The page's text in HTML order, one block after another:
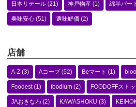
日本リテール (21) 神戸物産 (1) 綿半パー
美味安心 (51) 選味鮮価 (2)
店舗
A-Z (3) Aコープ(52) Beマート (1)
Foodest(1) foodium (2) FOODOFFスト
JAおきなわ (2) KAWASHOKU (3)